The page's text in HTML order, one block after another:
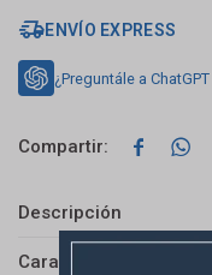
ENVÍO EXPRESS
¿Preguntále a
 
Descripción
Características